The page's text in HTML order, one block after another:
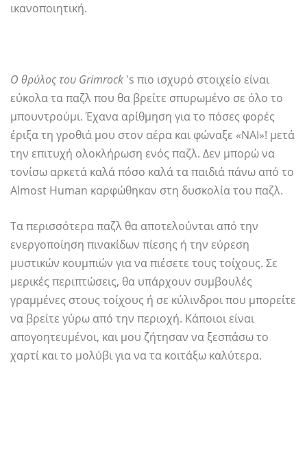
ικανοποιητική.
Ο θρύλος του Grimrock 's πιο ισχυρό στοιχείο είναι
εύκολα τα παζλ που θα βρείτε σπυρωμένο σε όλο το
μπουντρούμι. Έχανα αρίθμηση για το πόσες φορές
έριξα τη γροθιά μου στον αέρα και φώναξε «ΝΑΙ»! μετά
την επιτυχή ολοκλήρωση ενός παζλ. Δεν μπορώ να
τονίσω αρκετά καλά πόσο καλά τα παιδιά πάνω από το
Almost Human καρφώθηκαν στη δυσκολία του παζλ.
Τα περισσότερα παζλ θα αποτελούνται από την
ενεργοποίηση πινακίδων πίεσης ή την εύρεση
μυστικών κουμπιών για να πιέσετε τους τοίχους. Σε
μερικές περιπτώσεις, θα υπάρχουν συμβουλές
γραμμένες στους τοίχους ή σε κύλινδροι που μπορείτε
να βρείτε γύρω από την περιοχή. Κάποιοι είναι
απογοητευμένοι, και μου ζήτησαν να ξεσπάσω το
χαρτί και το μολύβι για να τα κοιτάξω καλύτερα.